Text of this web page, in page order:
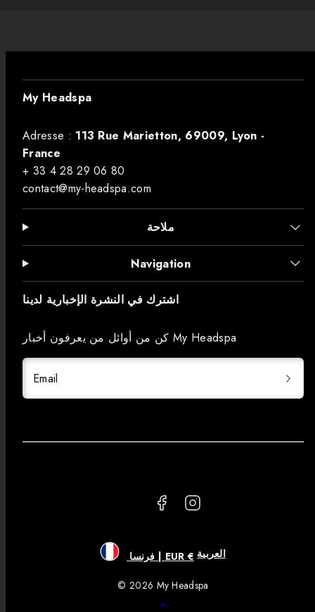
My Headspa
Adresse : 113 Rue Marietton, 69009, Lyon -
France
+ 33 4 28 29 06 80
contact@my-headspa.com
ملاحة
Navigation
اشترك في النشرة الإخبارية لدينا
كن من أوائل من يعرفون أخبار My Headspa
Email
فرنسا | EUR € العربية
© 2026 My Headspa